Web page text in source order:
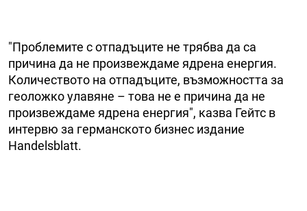
"Проблемите с отпадъците не трябва да са
причина да не произвеждаме ядрена енергия.
Количеството на отпадъците, възможността за
геоложко улавяне – това не е причина да не
произвеждаме ядрена енергия", казва Гейтс в
интервю за германското бизнес издание
Handelsblatt.